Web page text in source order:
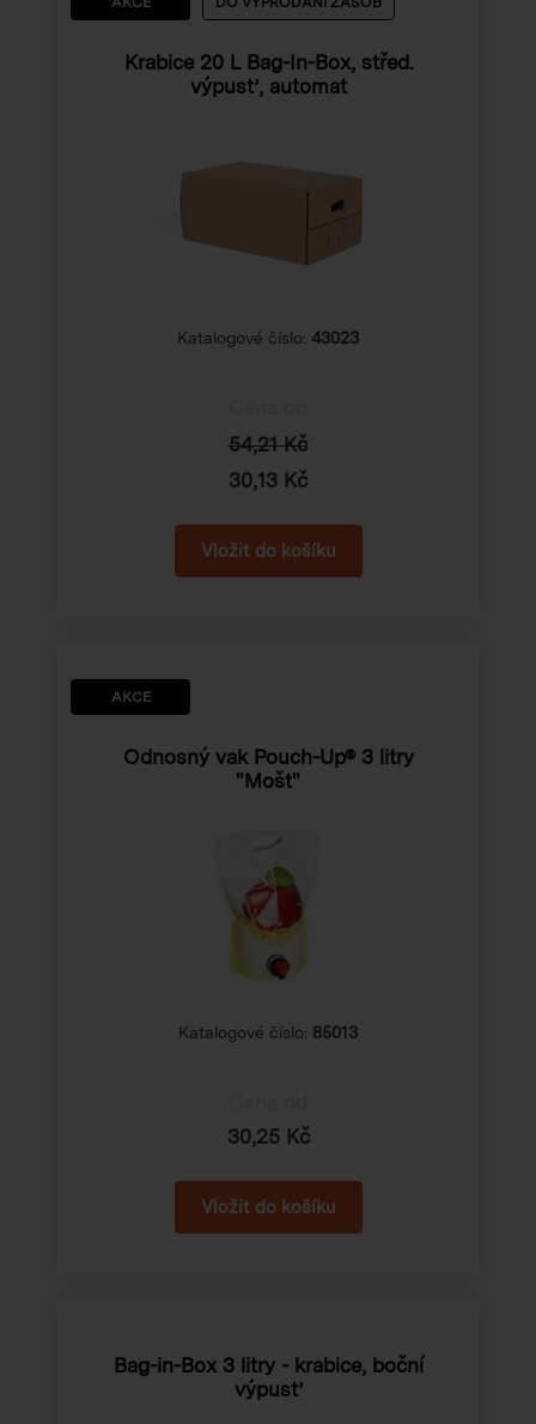
Krabice 20 L Bag-In-Box, střed.
výpusť, automat
Katalogové číslo: 43023
54,21 Kč
30,13 Kč
AKCE
Odnosný vak Pouch-Up® 3 litry
"Mošt"
Katalogové číslo: 85013
30,25 Kč
Bag-in-Box 3 litry - krabice, boční
výpusť